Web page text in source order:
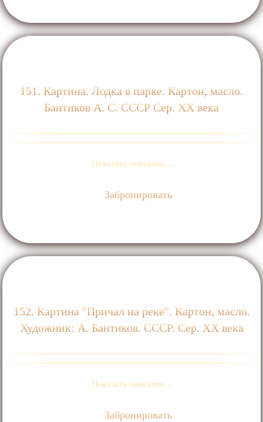
151. Картина. Лодка в парке. Картон, масло.
Бантиков А. С. СССР Сер. XX века
Показать описание...
Забронировать
152. Картина "Причал на реке". Картон, масло.
Художник: А. Бантиков. СССР. Сер. XX века
Показать описание...
Забронировать